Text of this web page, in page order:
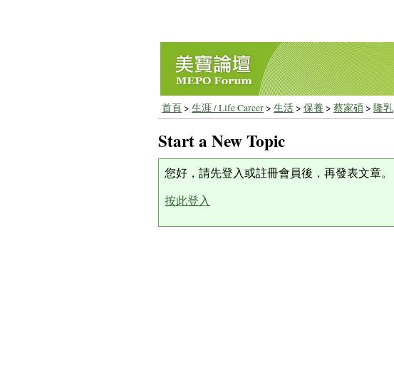
首頁> 生涯 / Life Career> 生活> 保養 > 蔡家碩> 隆乳
Start a New Topic
您好，請先登入或註冊會員後，再發表文章。
按此登入